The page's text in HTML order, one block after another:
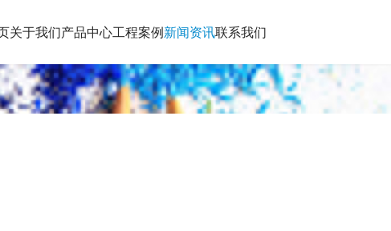
关于我们产品中心工程案例新闻资讯联系我们